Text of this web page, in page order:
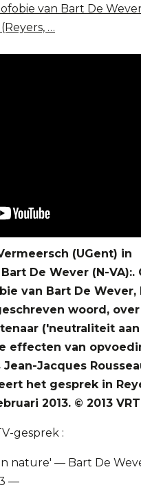
van Bart De
…
(UGent) in
De Wever (N-VA):.
van Bart De Wever,
woord,
('neutraliteit
effecten van
Jacques
het gesprek in
2013. © 2013 VRT
gesprek :
nature' — Bart De
—